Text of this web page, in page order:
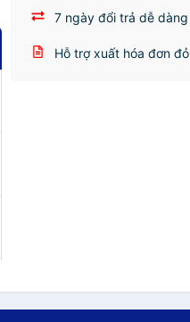
7 ngày đổi trả dễ dàng
Hỗ trợ xuất hóa đơn đỏ